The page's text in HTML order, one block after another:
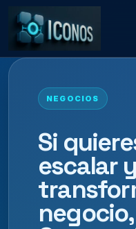
NEGOCIOS
Si
escalar y